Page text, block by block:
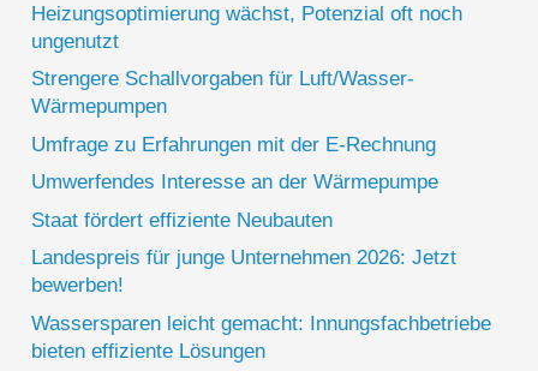
Heizungsoptimierung wächst, Potenzial oft noch
ungenutzt
Strengere Schallvorgaben für Luft/Wasser-
Wärmepumpen
Umfrage zu Erfahrungen mit der E-Rechnung
Umwerfendes Interesse an der Wärmepumpe
Staat fördert effiziente Neubauten
Landespreis für junge Unternehmen 2026: Jetzt
bewerben!
Wassersparen leicht gemacht: Innungsfachbetriebe
bieten effiziente Lösungen